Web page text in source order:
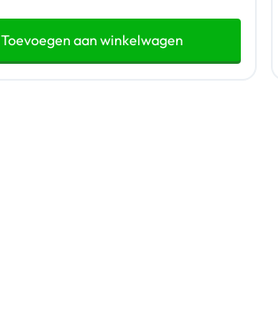
Toevoegen aan winkelwagen